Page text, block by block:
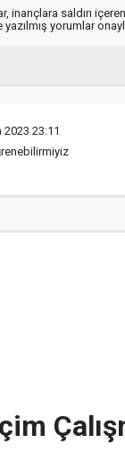
saldırı
yorumlar
23:11